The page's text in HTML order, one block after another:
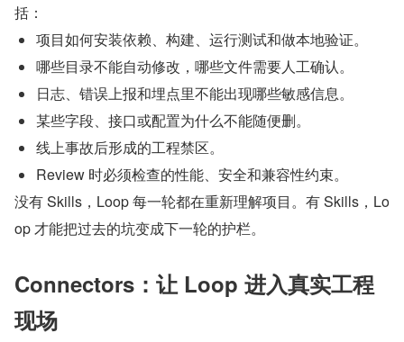
括：
项目如何安装依赖、构建、运行测试和做本地验证。
哪些目录不能自动修改，哪些文件需要人工确认。
日志、错误上报和埋点里不能出现哪些敏感信息。
某些字段、接口或配置为什么不能随便删。
线上事故后形成的工程禁区。
Review 时必须检查的性能、安全和兼容性约束。
没有 Skills，Loop 每一轮都在重新理解项目。有 Skills，Lo
op 才能把过去的坑变成下一轮的护栏。
Connectors：让 Loop 进入真实工程
现场